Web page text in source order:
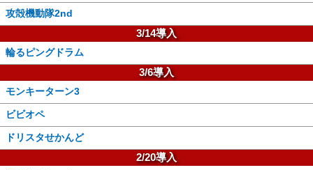
攻殻機動隊2nd
3/14導入
輪るピングドラム
3/6導入
モンキーターン3
ビビオペ
ドリスタせかんど
2/20導入